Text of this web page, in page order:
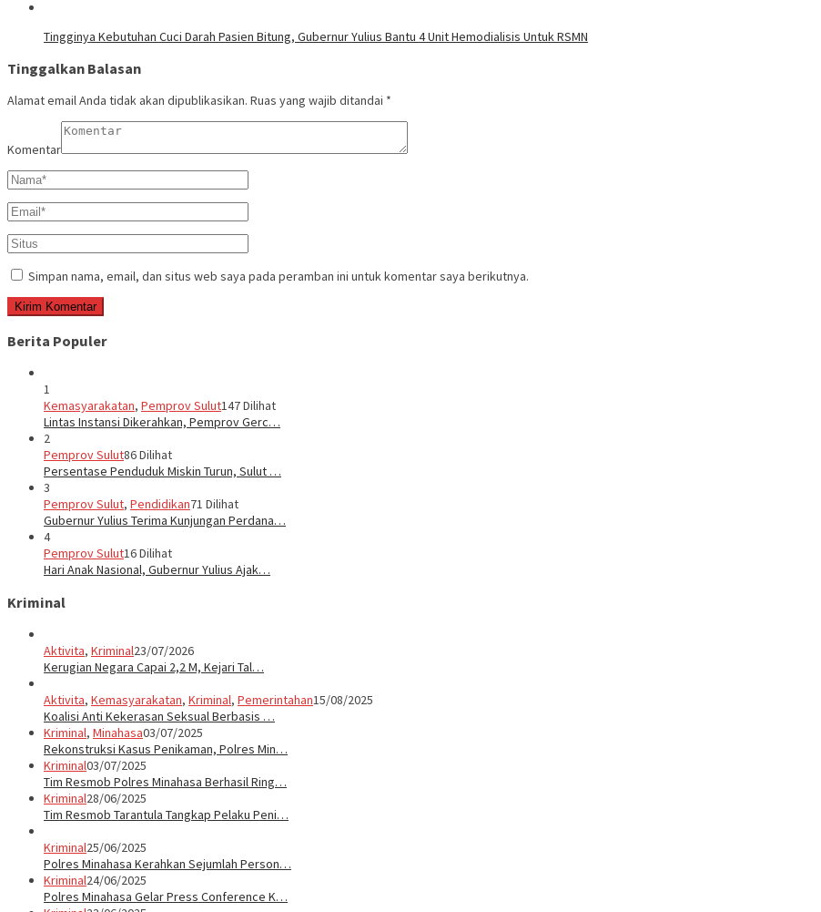
Tingginya Kebutuhan Cuci Darah Pasien Bitung, Gubernur Yulius Bantu 4 Unit Hemodialisis Untuk RSMN
Tinggalkan Balasan
Alamat email Anda tidak akan dipublikasikan. Ruas yang wajib ditandai *
Komentar
Simpan nama, email, dan situs web saya pada peramban ini untuk komentar saya berikutnya.
Berita Populer
1
Kemasyarakatan, Pemprov Sulut147 Dilihat
Lintas Instansi Dikerahkan, Pemprov Gerc…
2
Pemprov Sulut86 Dilihat
Persentase Penduduk Miskin Turun, Sulut …
3
Pemprov Sulut, Pendidikan71 Dilihat
Gubernur Yulius Terima Kunjungan Perdana…
4
Pemprov Sulut16 Dilihat
Hari Anak Nasional, Gubernur Yulius Ajak…
Kriminal
Aktivita, Kriminal23/07/2026
Kerugian Negara Capai 2,2 M, Kejari Tal…
Aktivita, Kemasyarakatan, Kriminal, Pemerintahan15/08/2025
Koalisi Anti Kekerasan Seksual Berbasis …
Kriminal, Minahasa03/07/2025
Rekonstruksi Kasus Penikaman, Polres Min…
Kriminal03/07/2025
Tim Resmob Polres Minahasa Berhasil Ring…
Kriminal28/06/2025
Tim Resmob Tarantula Tangkap Pelaku Peni…
Kriminal25/06/2025
Polres Minahasa Kerahkan Sejumlah Person…
Kriminal24/06/2025
Polres Minahasa Gelar Press Conference K…